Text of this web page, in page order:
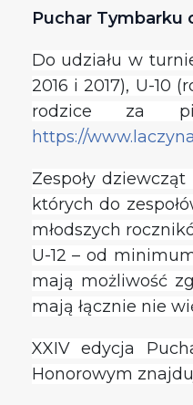
Puchar Tymbarku
Do udziału w
2016 i 2017), U-10
rodzice za
https://
Zespoły
których do
młodszych
U-12 – od
mają możliwość
mają łącznie nie
XXIV edycja
Honorowym